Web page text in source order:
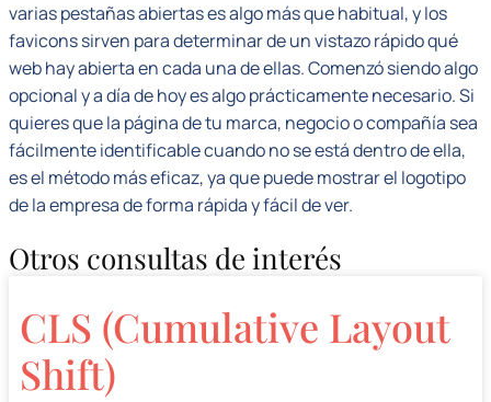
varias pestañas abiertas es algo más que habitual, y los
favicons sirven para determinar de un vistazo rápido qué
web hay abierta en cada una de ellas. Comenzó siendo algo
opcional y a día de hoy es algo prácticamente necesario. Si
quieres que la página de tu marca, negocio o compañía sea
fácilmente identificable cuando no se está dentro de ella,
es el método más eficaz, ya que puede mostrar el logotipo
de la empresa de forma rápida y fácil de ver.
Otros consultas de interés
CLS (Cumulative Layout
Shift)